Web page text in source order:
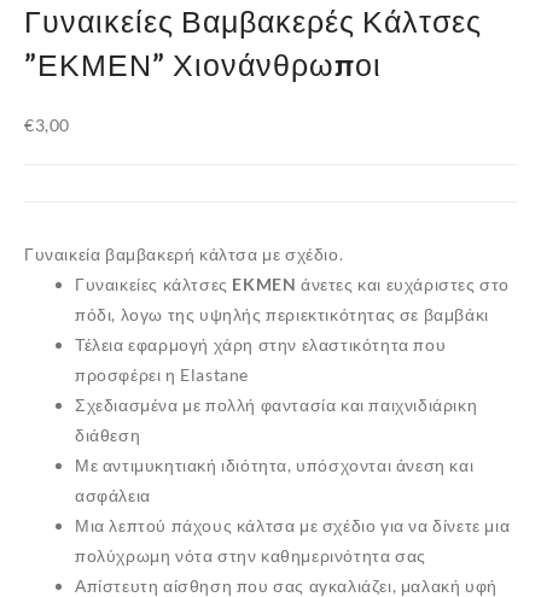
Γυναικείες Βαμβακερές Κάλτσες
”ΕΚΜΕΝ” Χιονάνθρωποι
€3,00
Γυναικεία βαμβακερή κάλτσα με σχέδιο.
Γυναικείες κάλτσες EKMEN άνετες και ευχάριστες στο
πόδι, λογω της υψηλής περιεκτικότητας σε βαμβάκι
Τέλεια εφαρμογή χάρη στην ελαστικότητα που
προσφέρει η Elastane
Σχεδιασμένα με πολλή φαντασία και παιχνιδιάρικη
διάθεση
Με αντιμυκητιακή ιδιότητα, υπόσχονται άνεση και
ασφάλεια
Μια λεπτού πάχους κάλτσα με σχέδιο για να δίνετε μια
πολύχρωμη νότα στην καθημερινότητα σας
Απίστευτη αίσθηση που σας αγκαλιάζει, μαλακή υφή